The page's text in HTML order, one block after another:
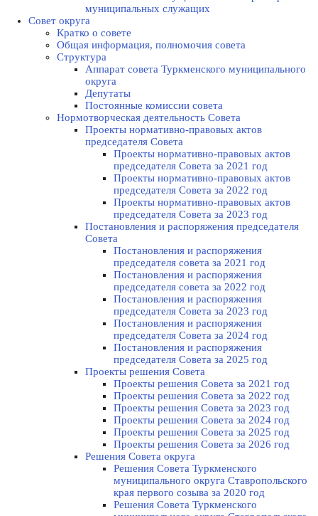
муниципальных служащих
Совет округа
Кратко о совете
Общая информация, полномочия совета
Структура
Аппарат совета Туркменского муниципального
округа
Депутаты
Постоянные комиссии совета
Нормотворческая деятельность Совета
Проекты нормативно-правовых актов
председателя Cовета
Проекты нормативно-правовых актов
председателя Cовета за 2021 год
Проекты нормативно-правовых актов
председателя Cовета за 2022 год
Проекты нормативно-правовых актов
председателя Cовета за 2023 год
Постановления и распоряжения председателя
Cовета
Постановления и распоряжения
председателя совета за 2021 год
Постановления и распоряжения
председателя совета за 2022 год
Постановления и распоряжения
председателя Cовета за 2023 год
Постановления и распоряжения
председателя Cовета за 2024 год
Постановления и распоряжения
председателя Cовета за 2025 год
Проекты решения Cовета
Проекты решения Совета за 2021 год
Проекты решения Совета за 2022 год
Проекты решения Cовета за 2023 год
Проекты решения Совета за 2024 год
Проекты решения Совета за 2025 год
Проекты решения Совета за 2026 год
Решения Совета округа
Решения Совета Туркменского
муниципального округа Ставропольского
края первого созыва за 2020 год
Решения Совета Туркменского